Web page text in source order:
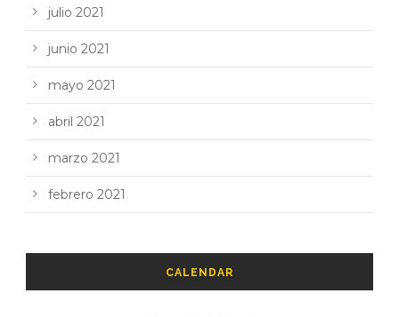
julio 2021
junio 2021
mayo 2021
abril 2021
marzo 2021
febrero 2021
CALENDAR